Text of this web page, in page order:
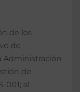
de los
de
Administración
de
001; al